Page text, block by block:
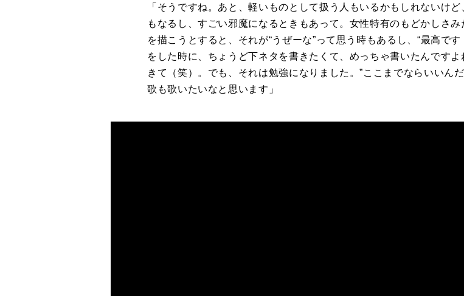
「そうですね。あと、軽いものとして扱う人もいるかもしれないけ
もなるし、すごい邪魔になるときもあって。女性特有のもどかしさ
を描こうとすると、それが“うぜーな”って思う時もあるし、“最高で
をした時に、ちょうど下ネタを書きたくて、めっちゃ書いたんです
きて（笑）。でも、それは勉強になりました。”ここまでならいいん
歌も歌いたいなと思います」